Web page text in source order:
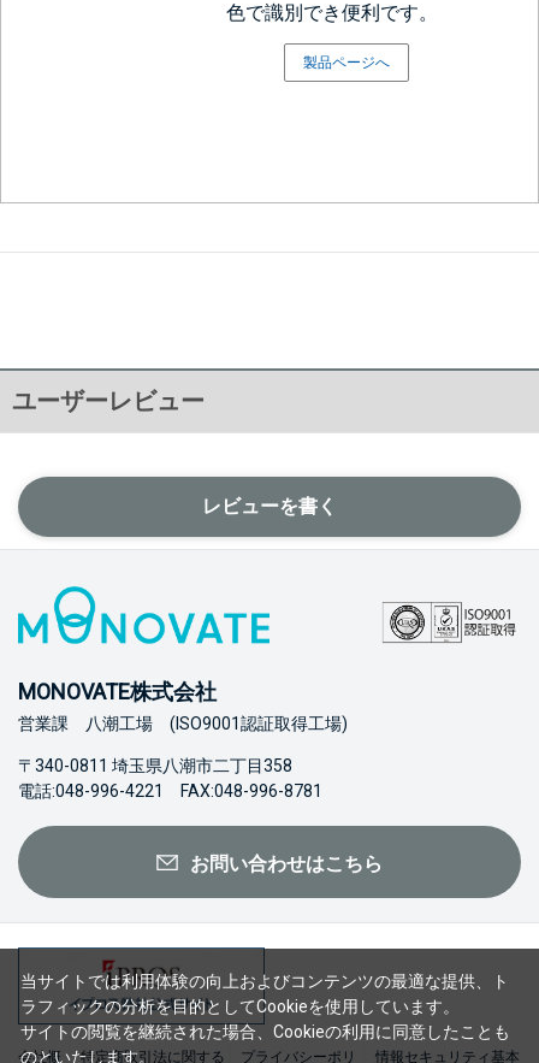
色で識別でき便利です。
製品ページへ
ユーザーレビュー
レビューを書く
MONOVATE株式会社
営業課 八潮工場 (ISO9001認証取得工場)
〒340-0811 埼玉県八潮市二丁目358
電話:048-996-4221 FAX:048-996-8781
お問い合わせはこちら
会社概 特定商取引法に関する プライバシーポリ 情報セキュリティ基本
当サイトでは利用体験の向上およびコンテンツの最適な提供、ト
ラフィックの分析を目的としてCookieを使用しています。
サイトの閲覧を継続された場合、Cookieの利用に同意したことも
のといたします。